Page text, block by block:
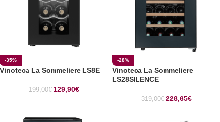
-35%
Vinoteca La Sommeliere LS8E
199,00€ 129,90€
-28%
Vinoteca La Sommeliere
LS28SILENCE
319,00€ 228,65€